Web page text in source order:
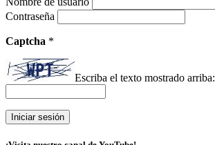
Contraseña
Captcha *
Escriba el texto mostrado arriba: